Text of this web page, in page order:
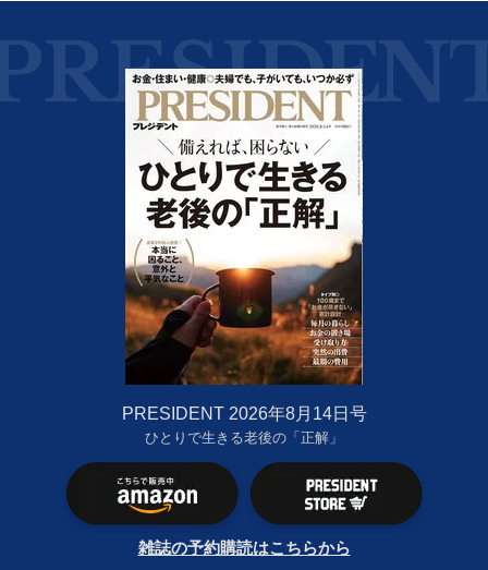
PRESIDENT 2026年8月14日号
ひとりで生きる老後の「正解」
雑誌の予約購読はこちらから